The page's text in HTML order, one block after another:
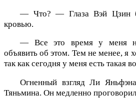
— Что? — Глаза Вэй Цзин
кровью.
— Все это время у меня
объявить об этом. Тем не менее, я
так как сегодня у меня есть такая
Огненный взгляд Ли
Тяньмина. Он медленно